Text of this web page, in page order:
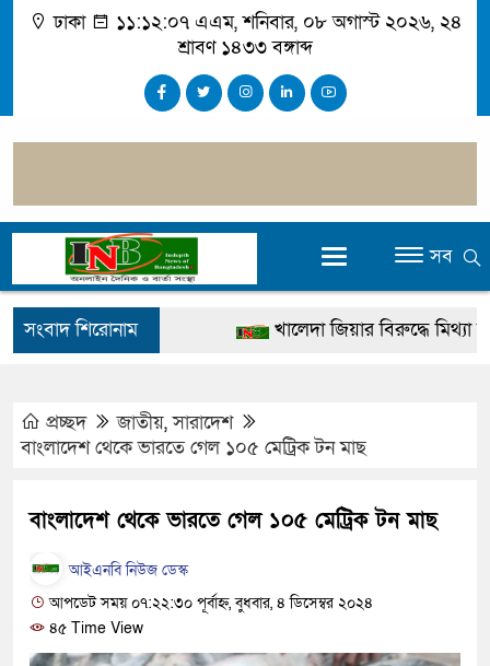
ঢাকা ১১:১২:০৮ এএম, শনিবার, ০৮ অগাস্ট ২০২৬, ২৪
শ্রাবণ ১৪৩৩ বঙ্গাব্দ
সব
সংবাদ শিরোনাম
খালেদা জিয়ার বিরুদ্ধে মিথ্যা
জুলাই স্মৃতি জাদুঘর উদ্বোধন করবেন
হবে: প্রধানমন্ত্রী
পুলিশ কোনো দলের বা গোষ্ঠীর
স্বরাষ্ট্রমন্ত্রী
প্রচ্ছদ জাতীয়,সারাদেশ
বাংলাদেশ থেকে ভারতে গেল ১০৫ মেট্রিক টন মাছ
বাংলাদেশ থেকে ভারতে গেল ১০৫ মেট্রিক টন মাছ
আইএনবি নিউজ ডেস্ক
আপডেট সময় ০৭:২২:৩০ পূর্বাহ্ন, বুধবার, ৪ ডিসেম্বর ২০২৪
৪৫ Time View